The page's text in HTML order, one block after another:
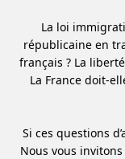
La loi
républicaine en
français ? La
La France doit-
Si ces questions
Nous vous